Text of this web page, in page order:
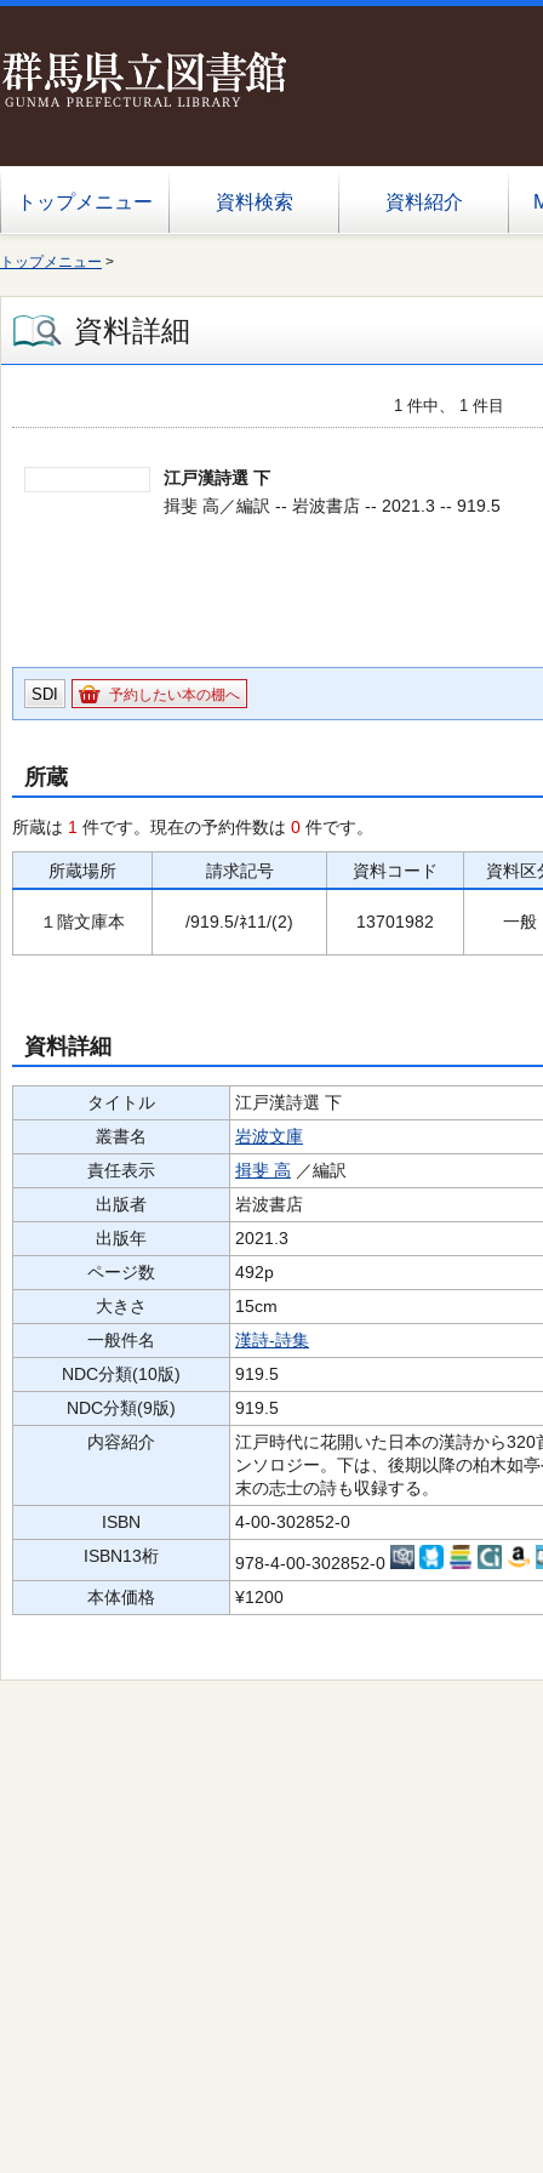
トップメニュー 資料検索 資料紹介
トップメニュー >
資料詳細
1 件中、 1 件目
江戸漢詩選 下
揖斐 高／編訳 -- 岩波書店 -- 2021.3 -- 919.5
SDI 予約したい本の棚へ
所蔵
所蔵は 1 件です。現在の予約件数は 0 件です。
所蔵場所 請求記号 資料コード 資料区
１階文庫本 /919.5/ﾈ11/(2) 13701982 一般
資料詳細
タイトル
江戸漢詩選 下
叢書名
岩波文庫
責任表示
揖斐 高 ／編訳
出版者
岩波書店
出版年
2021.3
ページ数
492p
大きさ
15cm
一般件名
漢詩-詩集
NDC分類(10版)
919.5
NDC分類(9版)
919.5
内容紹介
江戸時代に花開いた日本の漢詩から
ンソロジー。下は、後期以降の柏木如
末の志士の詩も収録する。
ISBN
4-00-302852-0
ISBN13桁
978-4-00-302852-0
本体価格
¥1200